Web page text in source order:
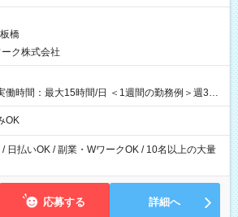
橋
ク株式会社
働時間：最大15時間/日 ＜1週間の勤務例＞週3回
金 休み：火・木・土・日 好きな時にお仕事
OK
日払いOK / 副業・WワークOK / 10名以上の大量
応募する 詳細へ